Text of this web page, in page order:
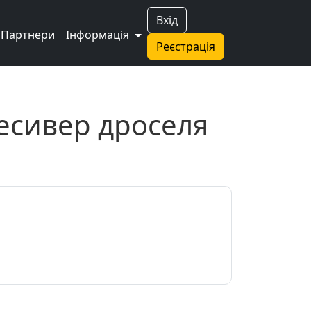
Вхід
Реєстрація
Партнери Інформація
дроселя